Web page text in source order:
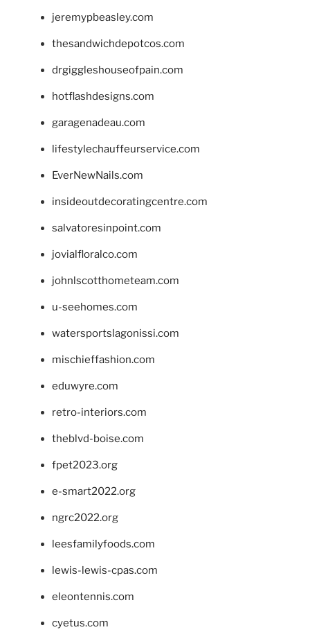
jeremypbeasley.com
thesandwichdepotcos.com
drgiggleshouseofpain.com
hotflashdesigns.com
garagenadeau.com
lifestylechauffeurservice.com
EverNewNails.com
insideoutdecoratingcentre.com
salvatoresinpoint.com
jovialfloralco.com
johnlscotthometeam.com
u-seehomes.com
watersportslagonissi.com
mischieffashion.com
eduwyre.com
retro-interiors.com
theblvd-boise.com
fpet2023.org
e-smart2022.org
ngrc2022.org
leesfamilyfoods.com
lewis-lewis-cpas.com
eleontennis.com
cyetus.com